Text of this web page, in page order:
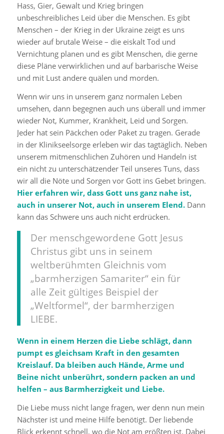
Hass, Gier, Gewalt und Krieg bringen
unbeschreibliches Leid über die Menschen. Es gibt
Menschen – der Krieg in der Ukraine zeigt es uns
wieder auf brutale Weise – die eiskalt Tod und
Vernichtung planen und es gibt Menschen, die gerne
diese Pläne verwirklichen und auf barbarische Weise
und mit Lust andere quälen und morden.
Wenn wir uns in unserem ganz normalen Leben
umsehen, dann begegnen auch uns überall und immer
wieder Not, Kummer, Krankheit, Leid und Sorgen.
Jeder hat sein Päckchen oder Paket zu tragen. Gerade
in der Klinikseelsorge erleben wir das tagtäglich. Neben
unserem mitmenschlichen Zuhören und Handeln ist
ein nicht zu unterschätzender Teil unseres Tuns, dass
wir all die Nöte und Sorgen vor Gott ins Gebet bringen.
Hier erfahren wir, dass Gott uns ganz nahe ist,
auch in unserer Not, auch in unserem Elend.Dann
kann das Schwere uns auch nicht erdrücken.
Der menschgewordene Gott Jesus
Christus gibt uns in seinem
weltberühmten Gleichnis vom
„barmherzigen Samariter“ ein für
alle Zeit gültiges Beispiel der
„Weltformel“, der barmherzigen
LIEBE.
Wenn in einem Herzen die Liebe schlägt, dann
pumpt es gleichsam Kraft in den gesamten
Kreislauf. Da bleiben auch Hände, Arme und
Beine nicht unberührt, sondern packen an und
helfen – aus Barmherzigkeit und Liebe.
Die Liebe muss nicht lange fragen, wer denn nun mein
Nächster ist und meine Hilfe benötigt. Der liebende
Blick erkennt schnell, wo die Not am größten ist. Dabei